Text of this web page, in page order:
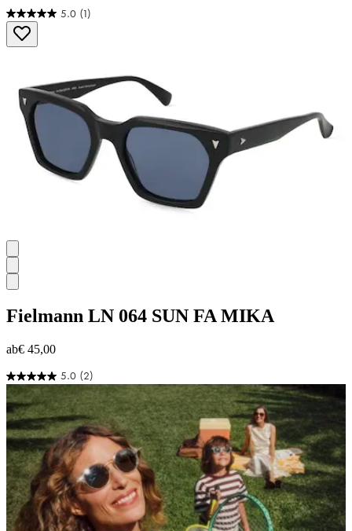
5.0 (1)
5.0
von
5
Bewertung
Fielmann LN 064 SUN FA MIKA
ab€ 45,00
5.0 (2)
5.0
von
5
Sternen.
2
Bewertungen